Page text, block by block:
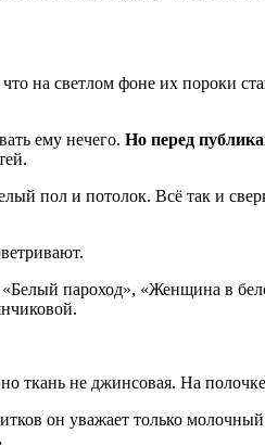
на светлом фоне их пороки
ему нечего. Но перед
пол и потолок. Всё так и
пароход», «Женщина в
не джинсовая. На полочке
он уважает только